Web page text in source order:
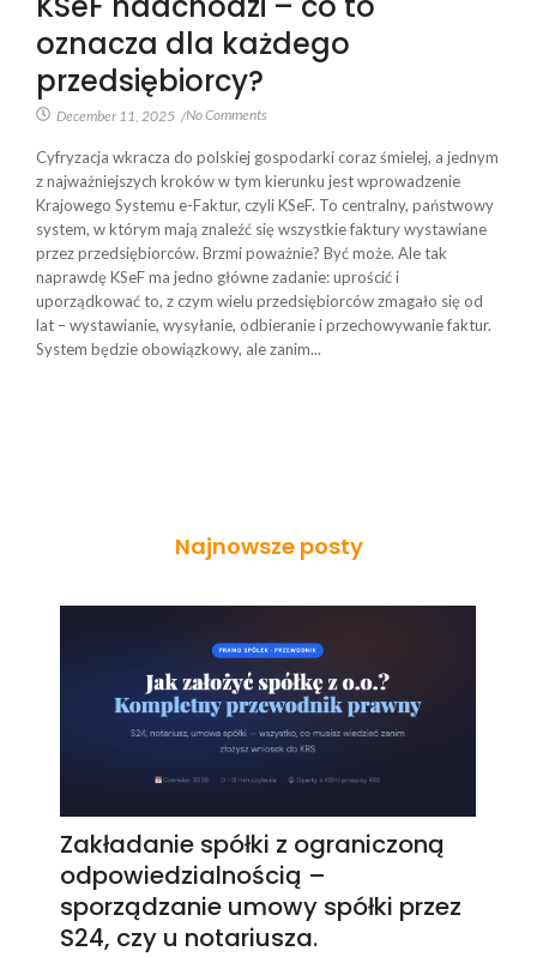
oznacza dla każdego
przedsiębiorcy?
December 11, 2025 /No Comments
Cyfryzacja wkracza do polskiej gospodarki coraz śmielej, a jednym
z najważniejszych kroków w tym kierunku jest wprowadzenie
Krajowego Systemu e-Faktur, czyli KSeF. To centralny, państwowy
system, w którym mają znaleźć się wszystkie faktury wystawiane
przez przedsiębiorców. Brzmi poważnie? Być może. Ale tak
naprawdę KSeF ma jedno główne zadanie: uprościć i
uporządkować to, z czym wielu przedsiębiorców zmagało się od
lat – wystawianie, wysyłanie, odbieranie i przechowywanie faktur.
System będzie obowiązkowy, ale zanim...
Najnowsze posty
Zakładanie spółki z ograniczoną
odpowiedzialnością –
sporządzanie umowy spółki przez
S24, czy u notariusza.